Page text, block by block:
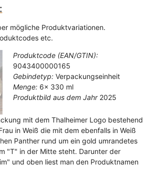
mögliche Produktvariationen.
etc.
Produktcode (EAN/GTIN):
9043400000165
Gebindetyp: Verpackungseinheit
Menge:6x 330 ml
Produktbild aus dem Jahr 2025
mit dem Thalheimer Logo bestehend
in Weiß die mit dem ebenfalls in Weiß
Panther rund um ein gold umrandetes
"T" in der Mitte steht. Darunter der
und oben liest man den Produktnamen